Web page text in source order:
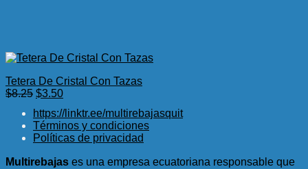
Tetera De Cristal Con Tazas
$8.25 El
original
era:
$8.25.
$3.50El
actual
es:
$3.50.
https://linktr.ee/multirebajasquit
Términos y condiciones
Políticas de privacidad
Multirebajas es una empresa ecuatoriana responsable que